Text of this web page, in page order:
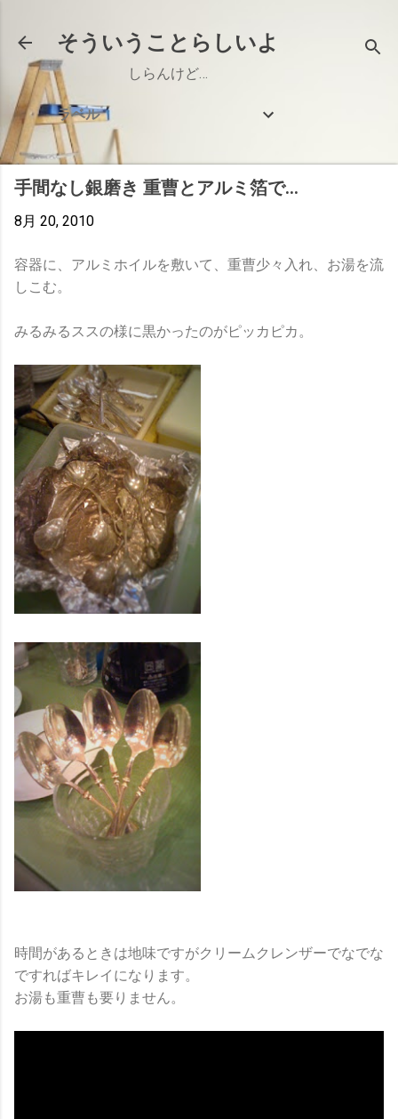
そういうことらしいよ
しらんけど…
ラベル
手間なし銀磨き 重曹とアルミ箔で...
8月 20, 2010
容器に、アルミホイルを敷いて、重曹少々入れ、お湯を流
しこむ。
みるみるススの様に黒かったのがピッカピカ。
時間があるときは地味ですがクリームクレンザーでなでな
ですればキレイになります。
お湯も重曹も要りません。